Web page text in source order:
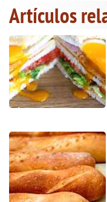
Artículos